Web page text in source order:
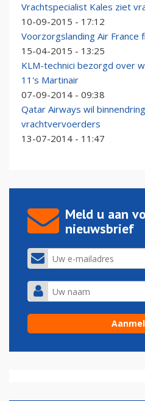
Vrachtspecialist Kales ziet
10-09-2015 - 17:12
Voorzorgslanding Air France
15-04-2015 - 13:25
KLM-technici bezorgd over
11's Martinair
07-09-2014 - 09:38
Qatar Airways wil
vrachtvervoerders
13-07-2014 - 11:47
Meld u aan
nieuwsbrief